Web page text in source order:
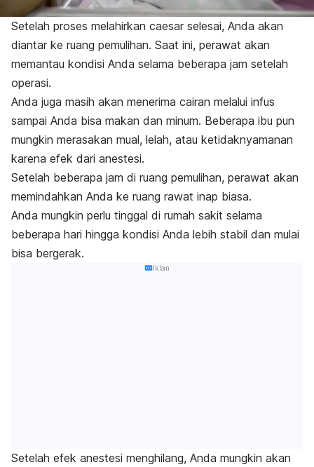
Setelah proses melahirkan caesar selesai, Anda akan
diantar ke ruang pemulihan. Saat ini, perawat akan
memantau kondisi Anda selama beberapa jam setelah
operasi.
Anda juga masih akan menerima cairan melalui infus
sampai Anda bisa makan dan minum. Beberapa ibu pun
mungkin merasakan mual, lelah, atau ketidaknyamanan
karena efek dari anestesi.
Setelah beberapa jam di ruang pemulihan, perawat akan
memindahkan Anda ke ruang rawat inap biasa.
Anda mungkin perlu tinggal di rumah sakit selama
beberapa hari hingga kondisi Anda lebih stabil dan mulai
bisa bergerak.
Iklan
Setelah efek anestesi menghilang, Anda mungkin akan